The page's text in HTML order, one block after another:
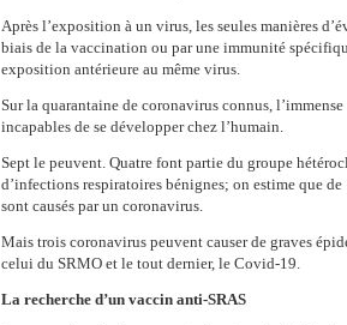
Après l’exposition à un virus, les seules manières
biais de la vaccination ou par une immunité
exposition antérieure au même virus.
Sur la quarantaine de coronavirus connus,
incapables de se développer chez l’humain.
Sept le peuvent. Quatre font partie du groupe
d’infections respiratoires bénignes; on estime que de
sont causés par un coronavirus.
Mais trois coronavirus peuvent causer de graves
celui du SRMO et le tout dernier, le Covid-19.
La recherche d’un vaccin anti-SRAS